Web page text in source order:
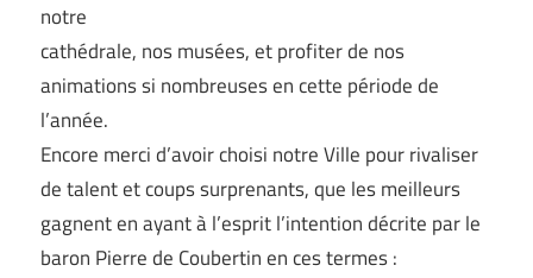
notre
cathédrale, nos musées, et profiter de nos
animations si nombreuses en cette période de
l’année.
Encore merci d’avoir choisi notre Ville pour rivaliser
de talent et coups surprenants, que les meilleurs
gagnent en ayant à l’esprit l’intention décrite par le
baron Pierre de Coubertin en ces termes :